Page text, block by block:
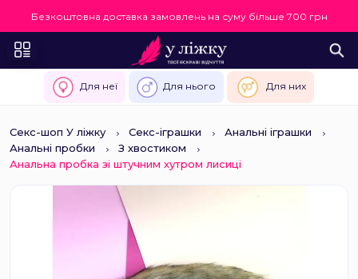
Безкоштовна доставка замовлень на суму більше 700 грн
Для неї Для нього Для них
Секс-шоп У ліжку Секс-іграшки
Анальні іграшки
Анальні пробки
З хвостиком
Анальна пробка зі штучним хутром лисиці